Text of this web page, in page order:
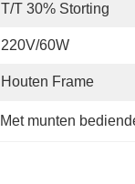
T/t 30% Storting
220V/60W
Houten Frame
Met munten